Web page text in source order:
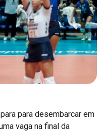
para desembarcar em
vaga na final da